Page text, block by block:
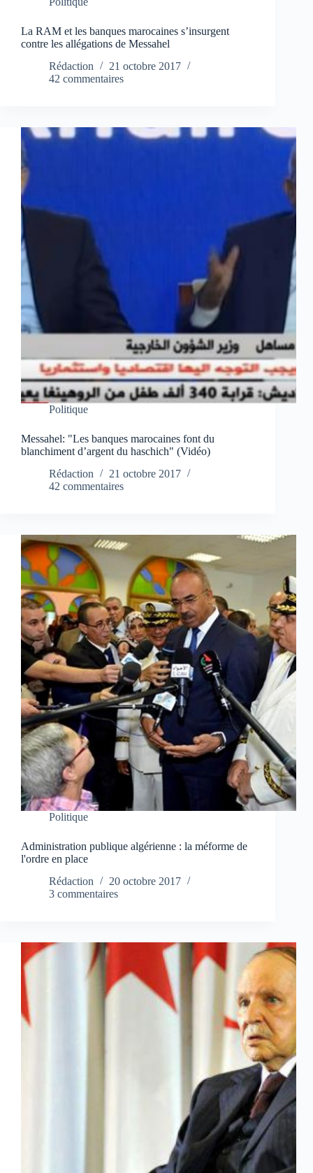
La RAM et les banques marocaines s’insurgent
contre les allégations de Messahel
Rédaction
21 octobre 2017
42 commentaires
Politique
Messahel: "Les banques marocaines font du
blanchiment d’argent du haschich" (Vidéo)
Rédaction
21 octobre 2017
42 commentaires
Politique
Administration publique algérienne : la méforme de
l'ordre en place
Rédaction
20 octobre 2017
3 commentaires